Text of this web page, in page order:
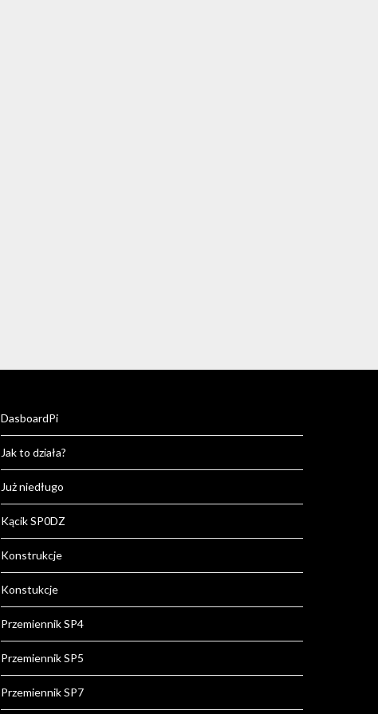
DasboardPi
Jak to działa?
Już niedługo
Kącik SP0DZ
Konstrukcje
Konstukcje
Przemiennik SP4
Przemiennik SP5
Przemiennik SP7